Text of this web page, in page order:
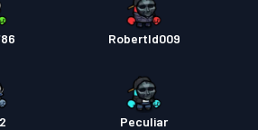
Robertld009
Peculiar